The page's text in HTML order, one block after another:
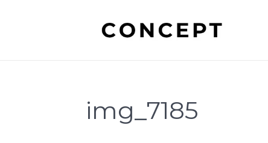
img_7185